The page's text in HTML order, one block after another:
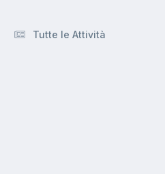
Tutte le Attività